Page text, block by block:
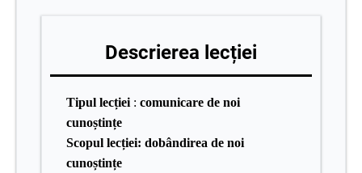
Descrierea lecției
Tipul lecției : comunicare de noi
cunoștințe
Scopul lecției: dobândirea de noi
cunoștințe